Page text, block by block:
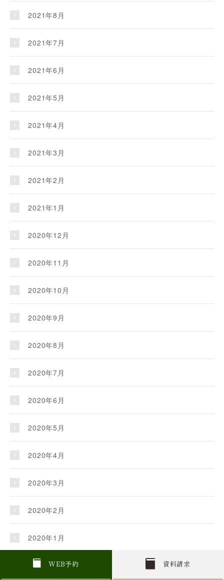
W EB予約 資料請求
2021年8月
2021年7月
2021年6月
2021年5月
2021年4月
2021年3月
2021年2月
2021年1月
2020年12月
2020年11月
2020年10月
2020年9月
2020年8月
2020年7月
2020年6月
2020年5月
2020年4月
2020年3月
2020年2月
2020年1月
2019年12月